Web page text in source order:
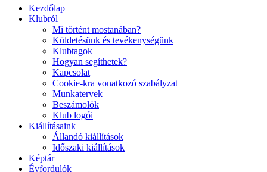
Kezdőlap
Klubról
Mi történt mostanában?
Küldetésünk és tevékenységünk
Klubtagok
Hogyan segíthetek?
Kapcsolat
Cookie-kra vonatkozó szabályzat
Munkatervek
Beszámolók
Klub logói
Kiállításaink
Állandó kiállítások
Időszaki kiállítások
Képtár
Évfordulók